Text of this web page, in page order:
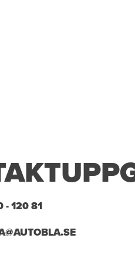
- 120 81